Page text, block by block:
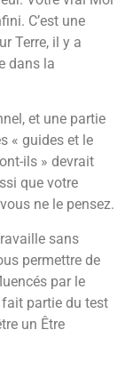
C’est une
Terre, il y a
dans la
et une partie
« guides et le
ils » devrait
que votre
ne le pensez.
sans
permettre de
par le
partie du test
un Être